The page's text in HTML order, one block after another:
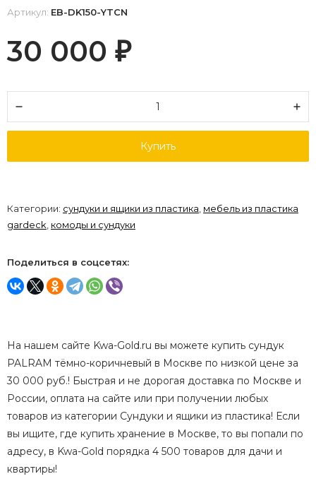
Артикул: EB-DK150-YTCN
30 000 ₽
Купить
Категории: сундуки и ящики из пластика, мебель из пластика
gardeck, комоды и сундуки
Поделиться в соцсетях:
На нашем сайте Kwa-Gold.ru вы можете купить сундук
PALRAM тёмно-коричневый в Москве по низкой цене за
30 000 руб.! Быстрая и не дорогая доставка по Москве и
России, оплата на сайте или при получении любых
товаров из категории Сундуки и ящики из пластика! Если
вы ищите, где купить хранение в Москве, то вы попали по
адресу, в Kwa-Gold порядка 4 500 товаров для дачи и
квартиры!